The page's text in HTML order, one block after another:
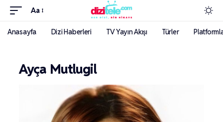
Aa
Anasayfa Dizi Haberleri TV Yayın Akışı Türler
Ayça Mutlugil